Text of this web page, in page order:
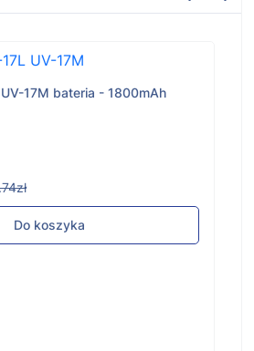
17M bateria - 1800mAh
Do koszyka